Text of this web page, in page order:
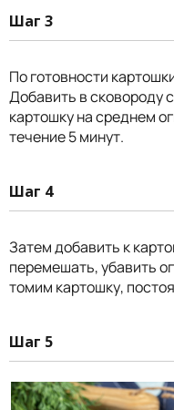
Шаг 3
По готовности
Добавить в сковороду
картошку на среднем
течение 5 минут.
Шаг 4
Затем добавить к
перемешать, убавить
томим картошку,
Шаг 5